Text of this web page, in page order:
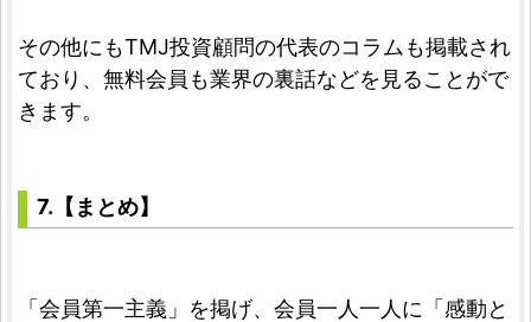
その他にもTMJ投資顧問の代表のコラムも掲載され
ており、無料会員も業界の裏話などを見ることがで
きます。
7.【まとめ】
「会員第一主義」を掲げ、会員一人一人に「感動と